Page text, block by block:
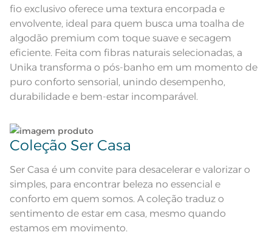
Observações
e modelo do monitor ou do
aparelho celular. Consultar a cor
nas especificações técnicas do
produto.
Fios Fio Tecnologia Unika
fio exclusivo oferece uma textura encorpada e
envolvente, ideal para quem busca uma toalha de
algodão premium com toque suave e secagem
eficiente. Feita com fibras naturais selecionadas, a
Unika transforma o pós-banho em um momento de
puro conforto sensorial, unindo desempenho,
durabilidade e bem-estar incomparável.
Coleção Ser Casa
Ser Casa é um convite para desacelerar e valorizar o
simples, para encontrar beleza no essencial e
conforto em quem somos. A coleção traduz o
sentimento de estar em casa, mesmo quando
estamos em movimento.